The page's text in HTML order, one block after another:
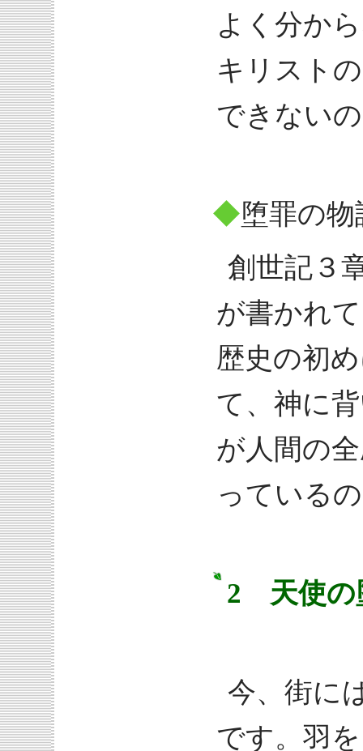
よく分か
キリスト
できない
◆堕罪の
創世記３
が書かれ
歴史の初
て、神に
が人間の
っている
2 天使の
今、街に
です。羽